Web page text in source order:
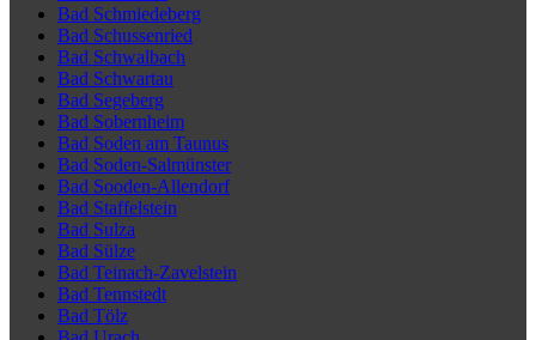
Bad Schmiedeberg
Bad Schussenried
Bad Schwalbach
Bad Schwartau
Bad Segeberg
Bad Sobernheim
Bad Soden am Taunus
Bad Soden-Salmünster
Bad Sooden-Allendorf
Bad Staffelstein
Bad Sulza
Bad Sülze
Bad Teinach-Zavelstein
Bad Tennstedt
Bad Tölz